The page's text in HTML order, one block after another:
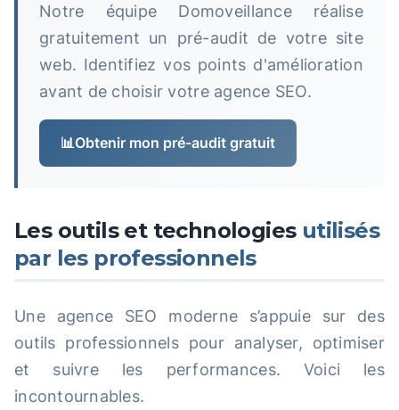
Notre équipe Domoveillance réalise
gratuitement un pré-audit de votre site
web. Identifiez vos points d'amélioration
avant de choisir votre agence SEO.
📊Obtenir mon pré-audit gratuit
Les outils et technologies utilisés
par les professionnels
Une agence SEO moderne s’appuie sur des
outils professionnels pour analyser, optimiser
et suivre les performances. Voici les
incontournables.